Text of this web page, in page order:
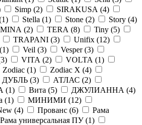
Simp (2) SIRAKUSA (4)
1) Stella (1) Stone (2) Story (4)
(2) TERA (8) Tiny (5)
TRAPANI (3) Unifix (12)
1) Veil (3) Vesper (3)
3) VITA (2) VOLTA (1)
Zodiac (1) Zodiac X (4)
(3) АТЛАС (2)
(1) Вита (5) ДЖУЛИАННА (4)
(1) МИНИМИ (12)
(4) Прованс (6)
Рама
Рама универсальная ПУ (1)